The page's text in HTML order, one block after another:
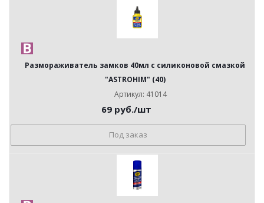
Размораживатель замков 40мл с силиконовой смазкой
"ASTROHIM" (40)
Артикул: 41014
69руб./шт
Под заказ